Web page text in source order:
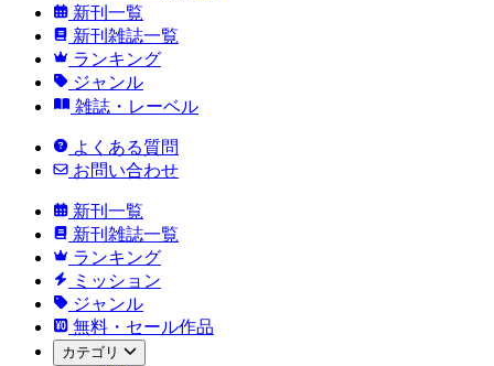
新刊一覧
新刊雑誌一覧
ランキング
ジャンル
雑誌・レーベル
よくある質問
お問い合わせ
新刊一覧
新刊雑誌一覧
ランキング
ミッション
ジャンル
無料・セール作品
カテゴリ